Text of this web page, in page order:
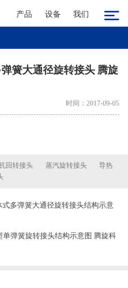
产品 设备 我们
簧大通径旋转接头 腾旋
时间：2017-09-05
回转接头 蒸汽旋转接头
导热
式多弹簧大通径旋转接头结构示意
单弹簧旋转接头结构示意图 腾旋科